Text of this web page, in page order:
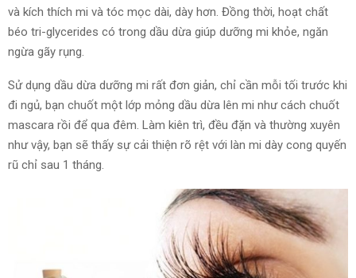
và kích thích mi và tóc mọc dài, dày hơn. Đồng thời, hoạt chất
béo tri-glycerides có trong dầu dừa giúp dưỡng mi khỏe, ngăn
ngừa gãy rụng.
Sử dụng dầu dừa dưỡng mi rất đơn giản, chỉ cần mỗi tối trước khi
đi ngủ, bạn chuốt một lớp mỏng dầu dừa lên mi như cách chuốt
mascara rồi để qua đêm. Làm kiên trì, đều đặn và thường xuyên
như vậy, bạn sẽ thấy sự cải thiện rõ rệt với làn mi dày cong quyến
rũ chỉ sau 1 tháng.